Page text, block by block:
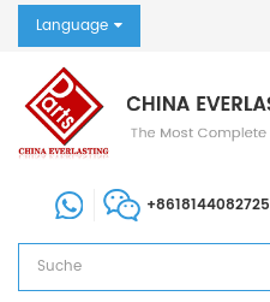
Language
+8618144082725